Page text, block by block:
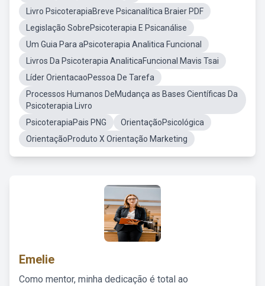
Livro PsicoterapiaBreve Psicanalítica Braier PDF
Legislação SobrePsicoterapia E Psicanálise
Um Guia Para aPsicoterapia Analitica Funcional
Livros Da Psicoterapia AnaliticaFuncional Mavis Tsai
Líder OrientacaoPessoa De Tarefa
Processos Humanos DeMudança as Bases Científicas Da
Psicoterapia Livro
PsicoterapiaPais PNG
OrientaçãoPsicológica
OrientaçãoProduto X Orientação Marketing
Emelie
Como mentor, minha dedicação é total ao